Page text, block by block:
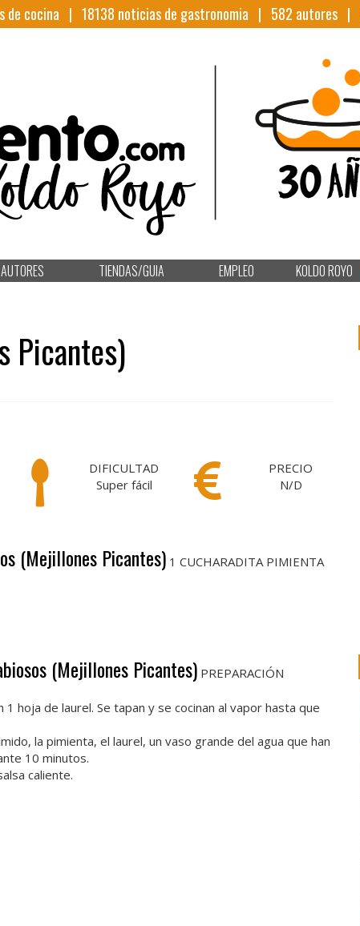
de cocina | 18138 noticias de gastronomia | 582 autores |
AUTORES TIENDAS/GUIA EMPLEO KOLDO ROYO
Picantes)
DIFICULTAD
Super fácil
PRECIO
N/D
(Mejillones Picantes) 1 CUCHARADITA PIMIENTA
(Mejillones Picantes) PREPARACIÓN
hoja de laurel. Se tapan y se cocinan al vapor hasta que
la pimienta, el laurel, un vaso grande del agua que han
10 minutos.
caliente.